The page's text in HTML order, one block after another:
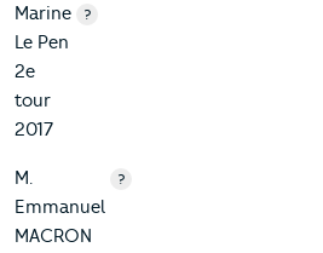
Marine
Le Pen
2e
tour
2017
?
M.
Emmanuel
MACRON
?